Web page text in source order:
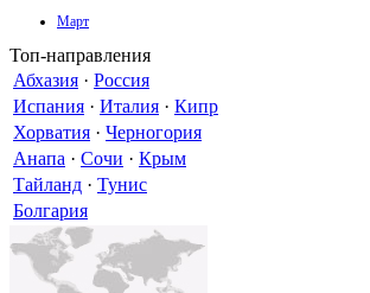
Март
Топ-направления
Абхазия · Россия
Испания · Италия · Кипр
Хорватия · Черногория
Анапа · Сочи · Крым
Тайланд · Тунис
Болгария